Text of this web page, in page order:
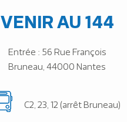
VENIR AU 144
Entrée : 56 Rue François
Bruneau, 44000 Nantes
C2, 23, 12 (arrêt Bruneau)